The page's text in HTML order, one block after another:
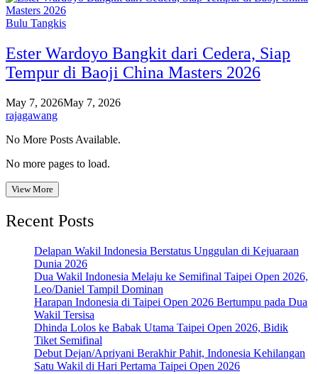
Bulu Tangkis
Ester Wardoyo Bangkit dari Cedera, Siap
Tempur di Baoji China Masters 2026
May 7, 2026May 7, 2026
rajagawang
No More Posts Available.
No more pages to load.
View More
Recent Posts
Delapan Wakil Indonesia Berstatus Unggulan di Kejuaraan
Dunia 2026
Dua Wakil Indonesia Melaju ke Semifinal Taipei Open 2026,
Leo/Daniel Tampil Dominan
Harapan Indonesia di Taipei Open 2026 Bertumpu pada Dua
Wakil Tersisa
Dhinda Lolos ke Babak Utama Taipei Open 2026, Bidik
Tiket Semifinal
Debut Dejan/Apriyani Berakhir Pahit, Indonesia Kehilangan
Satu Wakil di Hari Pertama Taipei Open 2026